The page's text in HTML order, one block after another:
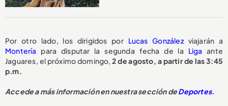
Por otro lado, los dirigidos por Lucas González viajarán a
Montería para disputar la segunda fecha de la Liga ante
Jaguares, el próximo domingo, 2 de agosto, a partir de las 3:45
p.m.
Accede a más información en nuestra sección deDeportes.